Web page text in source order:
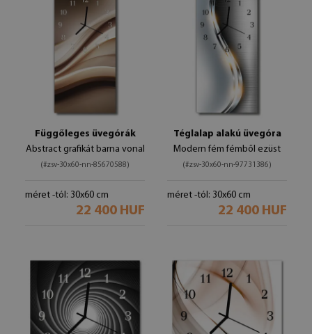
Függőleges üvegórák
Abstract grafikát barna vonal
(#zsv-30x60-nn-85670588)
méret -tól: 30x60 cm
22 400 HUF
Téglalap alakú üvegóra
Modern fém fémből ezüst
(#zsv-30x60-nn-97731386)
méret -tól: 30x60 cm
22 400 HUF